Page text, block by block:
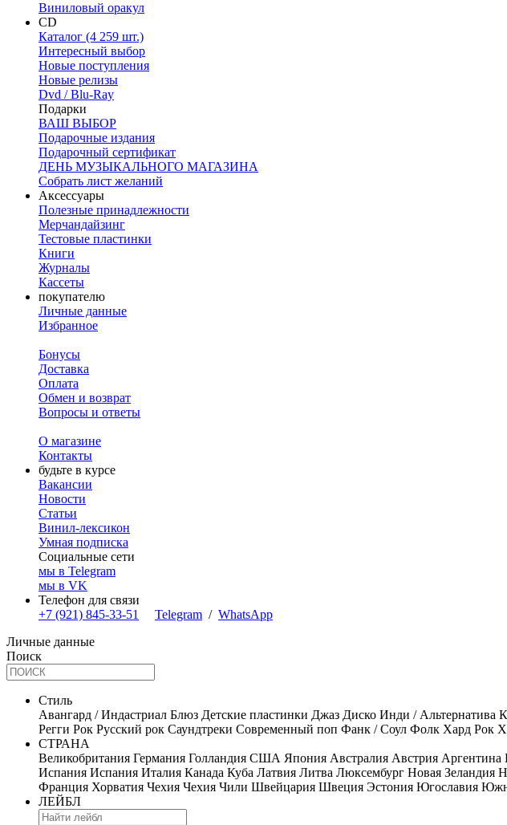
Виниловый оракул
CD
Каталог (4 259 шт.)
Интересный выбор
Новые поступления
Новые релизы
Dvd / Blu-Ray
Подарки
ВАШ ВЫБОР
Подарочные издания
Подарочный сертификат
ДЕНЬ МУЗЫКАЛЬНОГО МАГАЗИНА
Собрать лист желаний
Аксессуары
Полезные принадлежности
Мерчандайзинг
Тестовые пластинки
Книги
Журналы
Кассеты
покупателю
Личные данные
Избранное
Бонусы
Доставка
Оплата
Обмен и возврат
Вопросы и ответы
О магазине
Контакты
будьте в курсе
Вакансии
Новости
Статьи
Винил-лексикон
Умная подписка
Социальные сети
мы в Telegram
мы в VK
Телефон для связи
+7 (921) 845-33-51
Telegram / WhatsApp
Личные данные
Поиск
Стиль
Авангард / Индастриал Блюз Детские пластинки Джаз Диско Инди / Альтернатива
Регги Рок Русский рок Саундтреки Современный поп Фанк / Соул Фолк Хард Рок
СТРАНА
Великобритания Германия Голландия США Япония Австралия Австрия Аргентина
Испания Испания Италия Канада Куба Латвия Литва Люксембург Новая Зеландия
Франция Хорватия Чехия Чехия Чили Швейцария Швеция Эстония Югославия
ЛЕЙБЛ